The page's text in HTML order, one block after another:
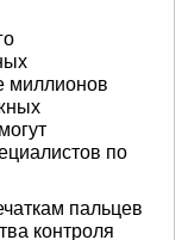
миллионов
по
пальцев
контроля